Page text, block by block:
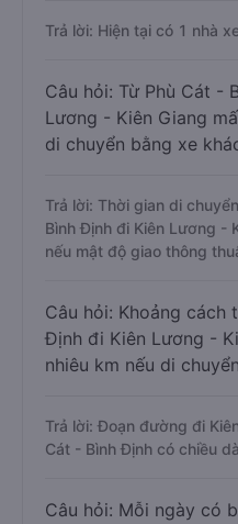
Trả lời: Hiện tại có 1 nhà
Câu hỏi: Từ Phù Cát -
Lương - Kiên Giang
di chuyển bằng xe
Trả lời: Thời gian di
Bình Định đi Kiên Lương -
nếu mật độ giao thông
Câu hỏi: Khoảng cách
Định đi Kiên Lương -
nhiêu km nếu di
Trả lời: Đoạn đường đi
Cát - Bình Định có chiều
Câu hỏi: Mỗi ngày có